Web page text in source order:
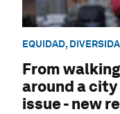
EQUIDAD,
From
around a
issue - new